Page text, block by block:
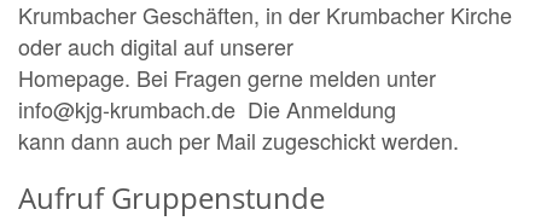
Krumbacher Geschäften, in der Krumbacher Kirche
oder auch digital auf unserer
Homepage. Bei Fragen gerne melden unter
info@kjg-krumbach.de Die Anmeldung
kann dann auch per Mail zugeschickt werden.
Aufruf Gruppenstunde